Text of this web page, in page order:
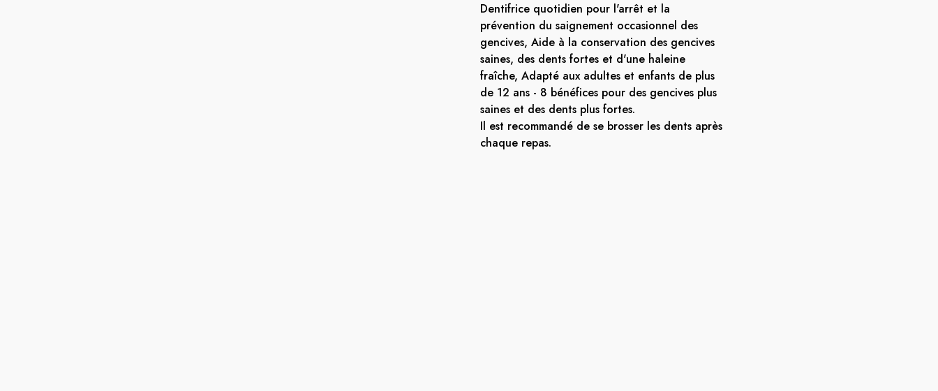
Dentifrice quotidien pour l'arrêt et la
prévention du saignement occasionnel des
gencives, Aide à la conservation des gencives
saines, des dents fortes et d'une haleine
fraîche, Adapté aux adultes et enfants de plus
de 12 ans - 8 bénéfices pour des gencives plus
saines et des dents plus fortes.
Il est recommandé de se brosser les dents après
chaque repas.